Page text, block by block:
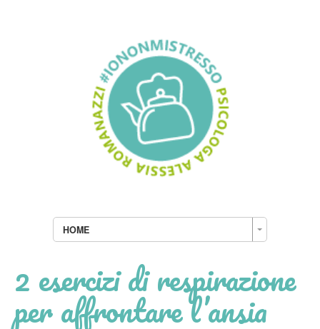
HOME
2 esercizi di respirazione
per affrontare l’ansia